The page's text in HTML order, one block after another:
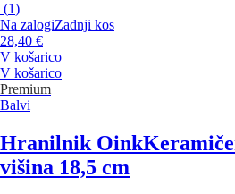
(1)
Na zalogiZadnji kos
28,40 €
V košarico
V košarico
Premium
Balvi
Hranilnik Oink
višina 18,5 cm